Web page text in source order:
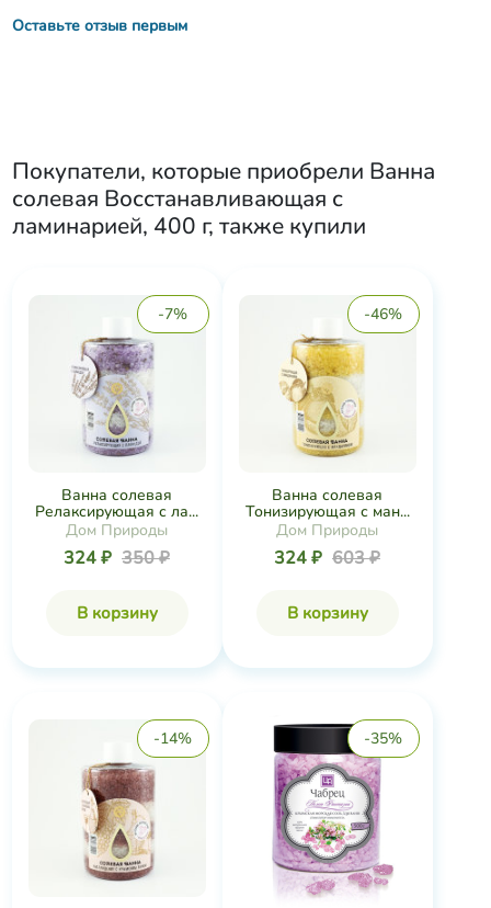
Оставьте отзыв первым
Покупатели, которые приобрели Ванна
солевая Восстанавливающая с
ламинарией, 400 г, также купили
-7%
Ванна солевая
Релаксирующая с ла...
Дом Природы
324 ₽ 350 ₽
В корзину
-46%
Ванна солевая
Тонизирующая с ман...
Дом Природы
324 ₽ 603 ₽
В корзину
-14% -35%